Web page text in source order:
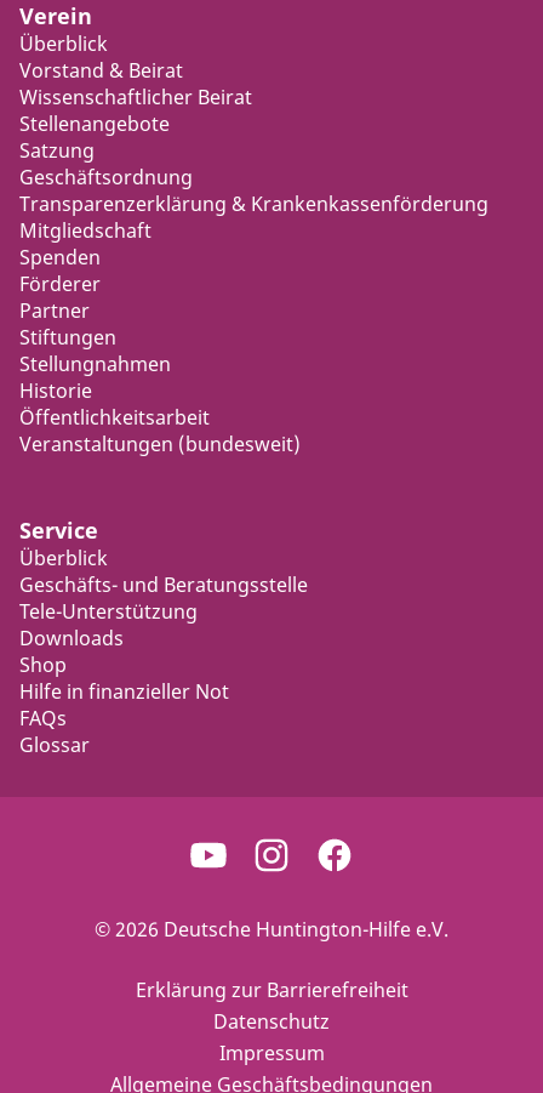
Verein
Überblick
Vorstand & Beirat
Wissenschaftlicher Beirat
Stellenangebote
Satzung
Geschäftsordnung
Transparenzerklärung & Krankenkassenförderung
Mitgliedschaft
Spenden
Förderer
Partner
Stiftungen
Stellungnahmen
Historie
Öffentlichkeitsarbeit
Veranstaltungen (bundesweit)
Service
Überblick
Geschäfts- und Beratungsstelle
Tele-Unterstützung
Downloads
Shop
Hilfe in finanzieller Not
FAQs
Glossar
© 2026 Deutsche Huntington-Hilfe e.V.
Erklärung zur Barrierefreiheit
Datenschutz
Impressum
Allgemeine Geschäftsbedingungen